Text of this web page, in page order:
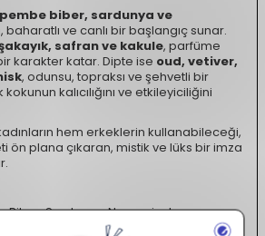
pembe biber, sardunya ve
baharatlı ve canlı bir başlangıç sunar.
safran ve kakule, parfüme
karakter katar. Dipte ise oud, vetiver,
, odunsu, topraksı ve şehvetli bir
kalıcılığını ve etkileyiciliğini
hem erkeklerin kullanabileceği,
ön plana çıkaran, mistik ve lüks bir imza
Biber, Sardunya, Narenciyeler